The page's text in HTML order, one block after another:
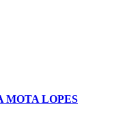
MOTA LOPES